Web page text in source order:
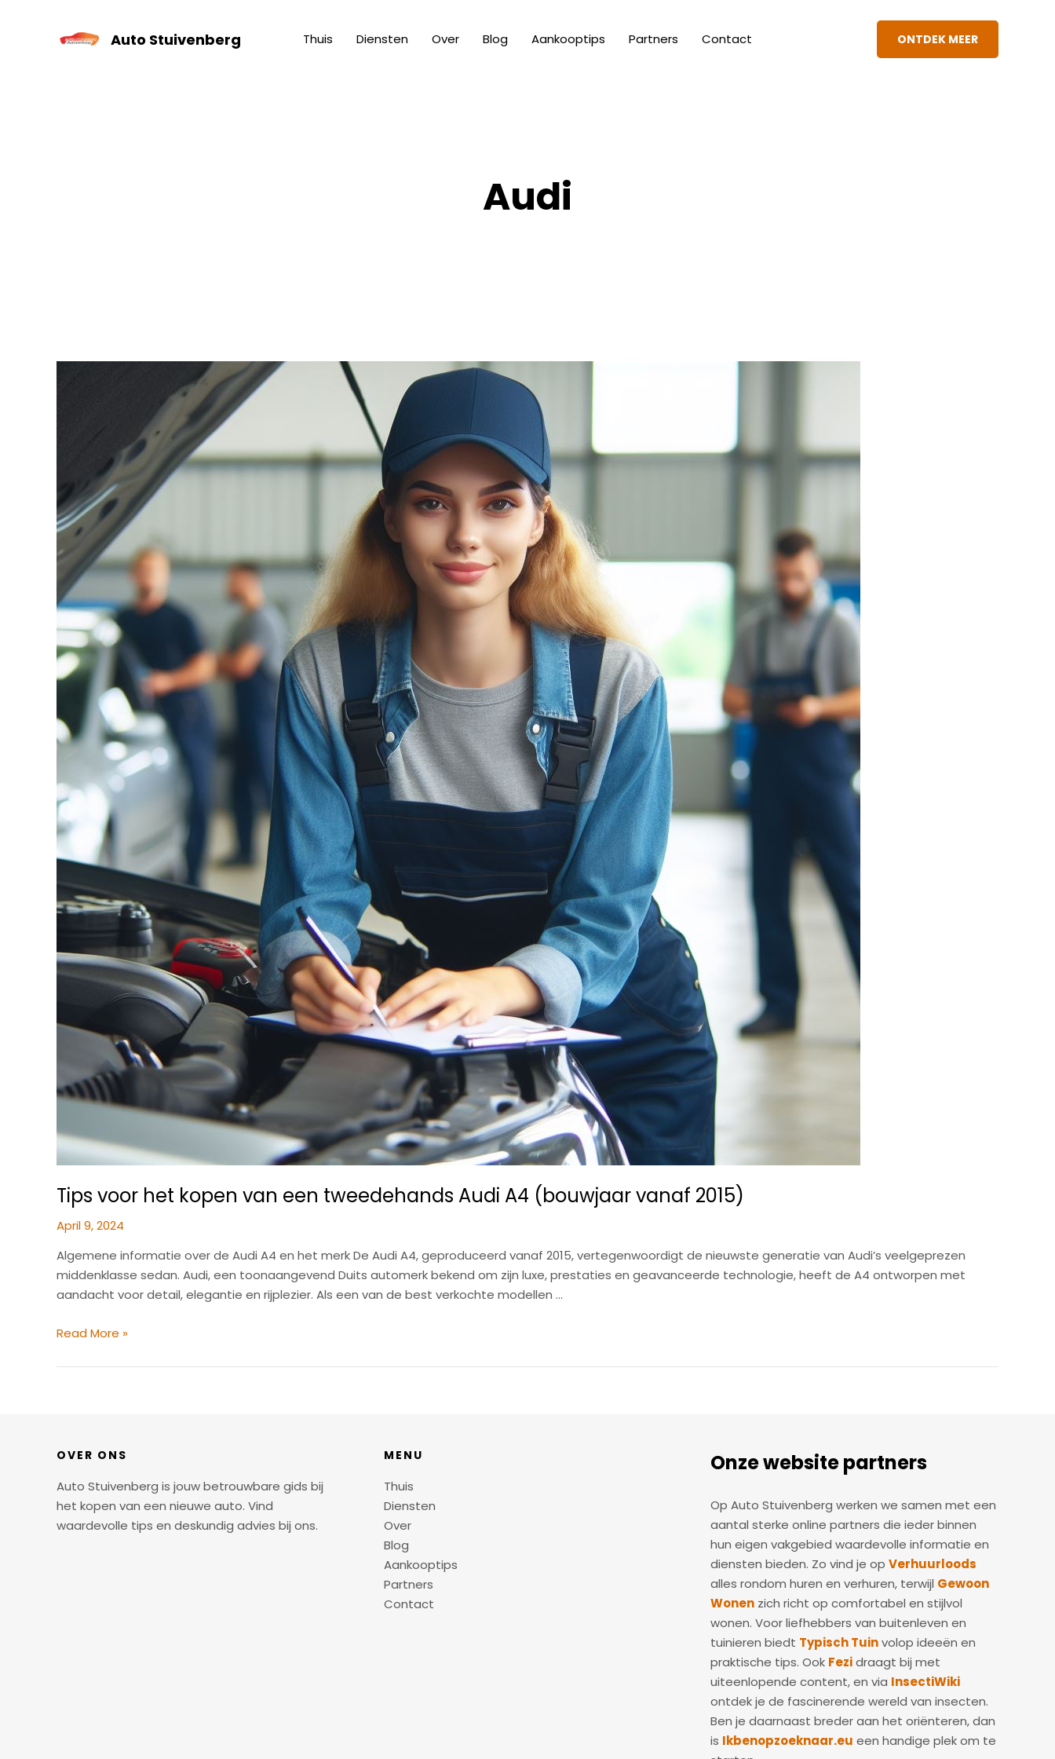
Auto Stuivenberg Thuis Diensten Over Blog Aankooptips Partners Contact ONTDEK MEER
Audi
Tips voor het kopen van een tweedehands Audi A4 (bouwjaar vanaf 2015)
April 9, 2024
Algemene informatie over de Audi A4 en het merk De Audi A4, geproduceerd vanaf 2015, vertegenwoordigt de nieuwste generatie van Audi’s veelgeprezen
middenklasse sedan. Audi, een toonaangevend Duits automerk bekend om zijn luxe, prestaties en geavanceerde technologie, heeft de A4 ontworpen met
aandacht voor detail, elegantie en rijplezier. Als een van de best verkochte modellen …
Tips
het
tweedehands
A4
(bouwjaar
vanaf
Read More »
OVER ONS
Auto Stuivenberg is jouw betrouwbare gids bij
het kopen van een nieuwe auto. Vind
waardevolle tips en deskundig advies bij ons.
MENU
Thuis
Diensten
Over
Blog
Aankooptips
Partners
Contact
Onze website partners
Op Auto Stuivenberg werken we samen met een
aantal sterke online partners die ieder binnen
hun eigen vakgebied waardevolle informatie en
diensten bieden. Zo vind je opVerhuurloods
alles rondom huren en verhuren, terwijl Gewoon
Wonen zich richt op comfortabel en stijlvol
wonen. Voor liefhebbers van buitenleven en
tuinieren biedt Typisch Tuinvolop ideeën en
praktische tips. Ook Fezidraagt bij met
uiteenlopende content, en via InsectiWiki
ontdek je de fascinerende wereld van insecten.
Ben je daarnaast breder aan het oriënteren, dan
is Ikbenopzoeknaar.eu een handige plek om te